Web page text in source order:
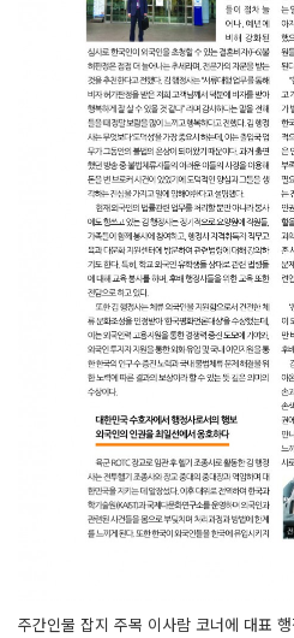
주간인물 잡지 주목 이사람 코너에 대표